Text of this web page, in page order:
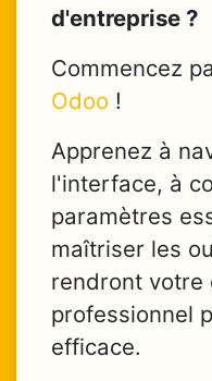
d'entreprise ?
Commencez
Odoo !
Apprenez à
l'interface, à
paramètres
maîtriser les
rendront votre
professionnel
efficace.